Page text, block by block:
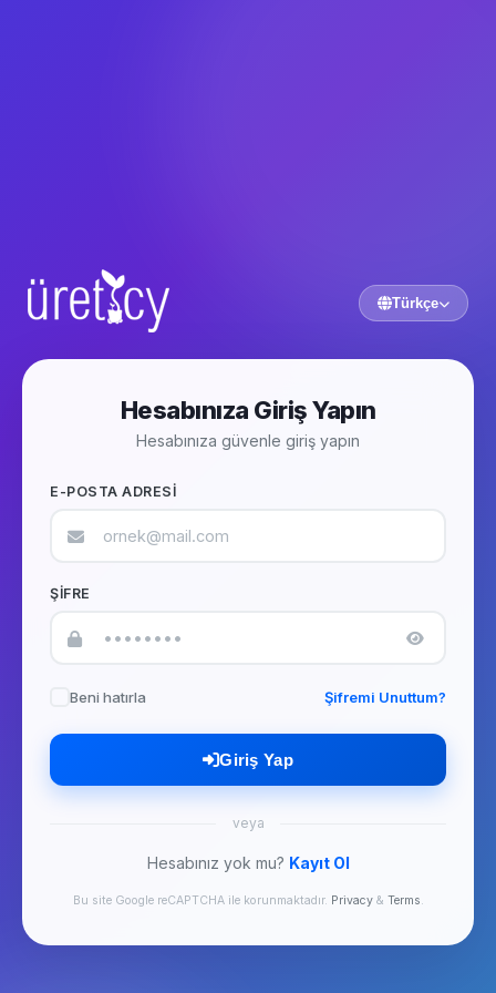
Türkçe
Hesabınıza Giriş Yapın
Hesabınıza güvenle giriş yapın
E-POSTA ADRESI
ŞIFRE
Beni hatırla Şifremi Unuttum?
Giriş Yap
veya
Hesabınız yok mu? Kayıt Ol
Bu site Google reCAPTCHA ile korunmaktadır. Privacy& Terms.